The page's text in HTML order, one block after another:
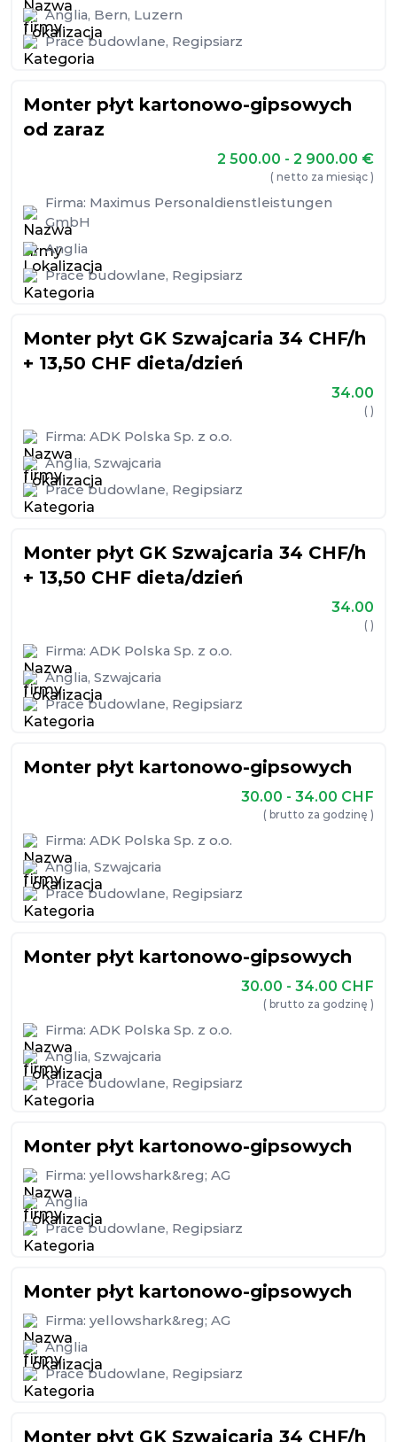
Anglia, Bern, Luzern
Prace budowlane, Regipsiarz
Monter płyt kartonowo-gipsowych
od zaraz
2 500.00 - 2 900.00 €
( netto za miesiąc )
Firma: Maximus Personaldienstleistungen
GmbH
Anglia
Prace budowlane, Regipsiarz
Monter płyt GK Szwajcaria 34 CHF/h
+ 13,50 CHF dieta/dzień
34.00
( )
Firma: ADK Polska Sp. z o.o.
Anglia, Szwajcaria
Prace budowlane, Regipsiarz
Monter płyt GK Szwajcaria 34 CHF/h
+ 13,50 CHF dieta/dzień
34.00
( )
Firma: ADK Polska Sp. z o.o.
Anglia, Szwajcaria
Prace budowlane, Regipsiarz
Monter płyt kartonowo-gipsowych
30.00 - 34.00 CHF
( brutto za godzinę )
Firma: ADK Polska Sp. z o.o.
Anglia, Szwajcaria
Prace budowlane, Regipsiarz
Monter płyt kartonowo-gipsowych
30.00 - 34.00 CHF
( brutto za godzinę )
Firma: ADK Polska Sp. z o.o.
Anglia, Szwajcaria
Prace budowlane, Regipsiarz
Monter płyt kartonowo-gipsowych
Firma: yellowshark&reg; AG
Anglia
Prace budowlane, Regipsiarz
Monter płyt kartonowo-gipsowych
Firma: yellowshark&reg; AG
Anglia
Prace budowlane, Regipsiarz
Monter płyt GK Szwajcaria 34 CHF/h